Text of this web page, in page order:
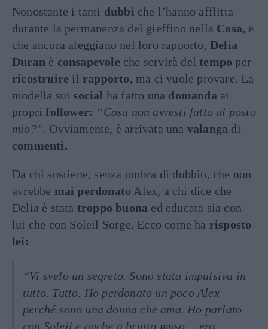
Nonostante i tanti dubbi che l’hanno afflitta
durante la permanenza del gieffino nella Casa, e
che ancora aleggiano nel loro rapporto,Delia
Duran è consapevole che servirà deltempo per
ricostruire il rapporto, ma ci vuole provare. La
modella sui social ha fatto una domanda ai
proprifollower: “Cosa non avresti fatto al posto
mio?”. Ovviamente, è arrivata una valanga di
commenti.
Da chi sostiene, senza ombra di dubbio, che non
avrebbe mai perdonato Alex, a chi dice che
Delia è stata troppo buona ed educata sia con
lui che con Soleil Sorge. Ecco come ha risposto
lei:
“Vi svelo un segreto. Sono stata impulsiva in
tutto. Tutto. Ho perdonato un poco Alex
perché sono una donna che ama. Ho parlato
con Soleil e anche a brutto muso… ero